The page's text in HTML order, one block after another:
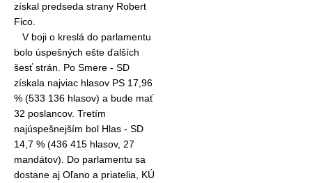
získal predseda strany Robert
Fico.
V boji o kreslá do parlamentu
bolo úspešných ešte ďalších
šesť strán. Po Smere - SD
získala najviac hlasov PS 17,96
% (533 136 hlasov) a bude mať
32 poslancov. Tretím
najúspešnejším bol Hlas - SD
14,7 % (436 415 hlasov, 27
mandátov). Do parlamentu sa
dostane aj Oľano a priatelia, KÚ